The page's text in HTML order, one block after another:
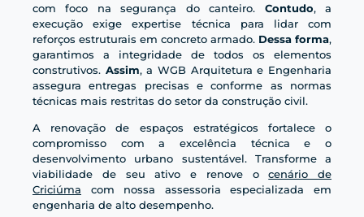
com foco na segurança do canteiro. Contudo, a
execução exige expertise técnica para lidar com
reforços estruturais em concreto armado. Dessa forma,
garantimos a integridade de todos os elementos
construtivos. Assim, a WGB Arquitetura e Engenharia
assegura entregas precisas e conforme as normas
técnicas mais restritas do setor da construção civil.
A renovação de espaços estratégicos fortalece o
compromisso com a excelência técnica e o
desenvolvimento urbano sustentável. Transforme a
viabilidade de seu ativo e renove ocenário de
Criciúma com nossa assessoria especializada em
engenharia de alto desempenho.